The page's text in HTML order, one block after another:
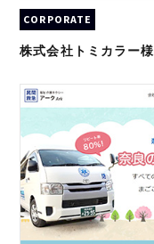
CORPORATE
株式会社トミカラー様